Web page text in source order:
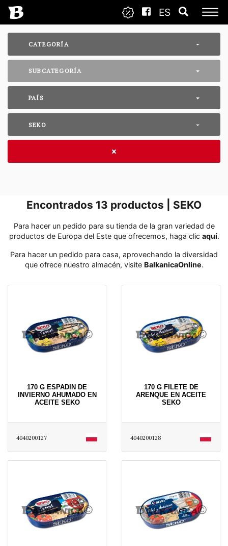
ES
CATEGORÍA
SUBCATEGORÍA
PAÍS
SEKO
Encontrados 13 productos | SEKO
Para hacer un pedido para su tienda de la gran variedad de
productos de Europa del Este que ofrecemos, haga clic aquí․
Para hacer un pedido para casa, aprovechando la diversidad
que ofrece nuestro almacén, visite BalkanicaOnline․
170 G ESPADIN DE
INVIERNO AHUMADO EN
ACEITE SEKO
4040200127
170 G FILETE DE
ARENQUE EN ACEITE
SEKO
4040200128